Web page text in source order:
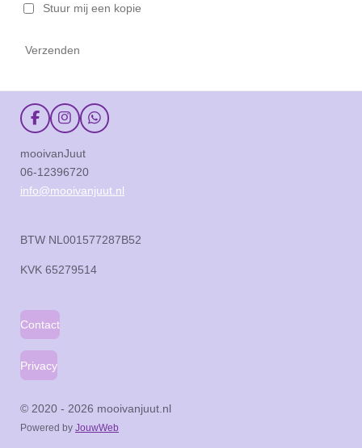
Stuur mij een kopie
Verzenden
F
a
c
b
o
I
n
s
a
g
W
h
A
p
mooivanJuut
06-12396720
info@mooivanjuut.nl
BTW NL001577287B52
KVK 65279514
Contact
Privacy
© 2020 - 2026 mooivanjuut.nl
Powered by JouwWeb